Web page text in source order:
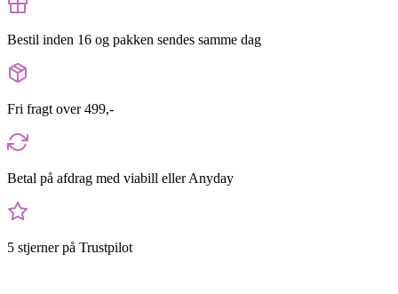
Bestil inden 16 og pakken sendes samme dag
Fri fragt over 499,-
Betal på afdrag med viabill eller Anyday
5 stjerner på Trustpilot